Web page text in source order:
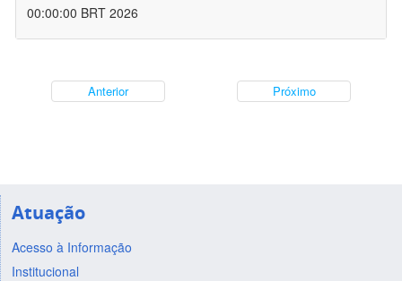
00:00:00 BRT 2026
Anterior Próximo
Atuação
Acesso à Informação
Institucional